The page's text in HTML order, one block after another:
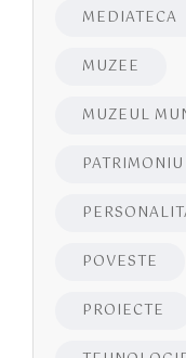
MEDIATECA
MUZEE
MUZEUL
PATRIMONIU
POVESTE
PROIECTE